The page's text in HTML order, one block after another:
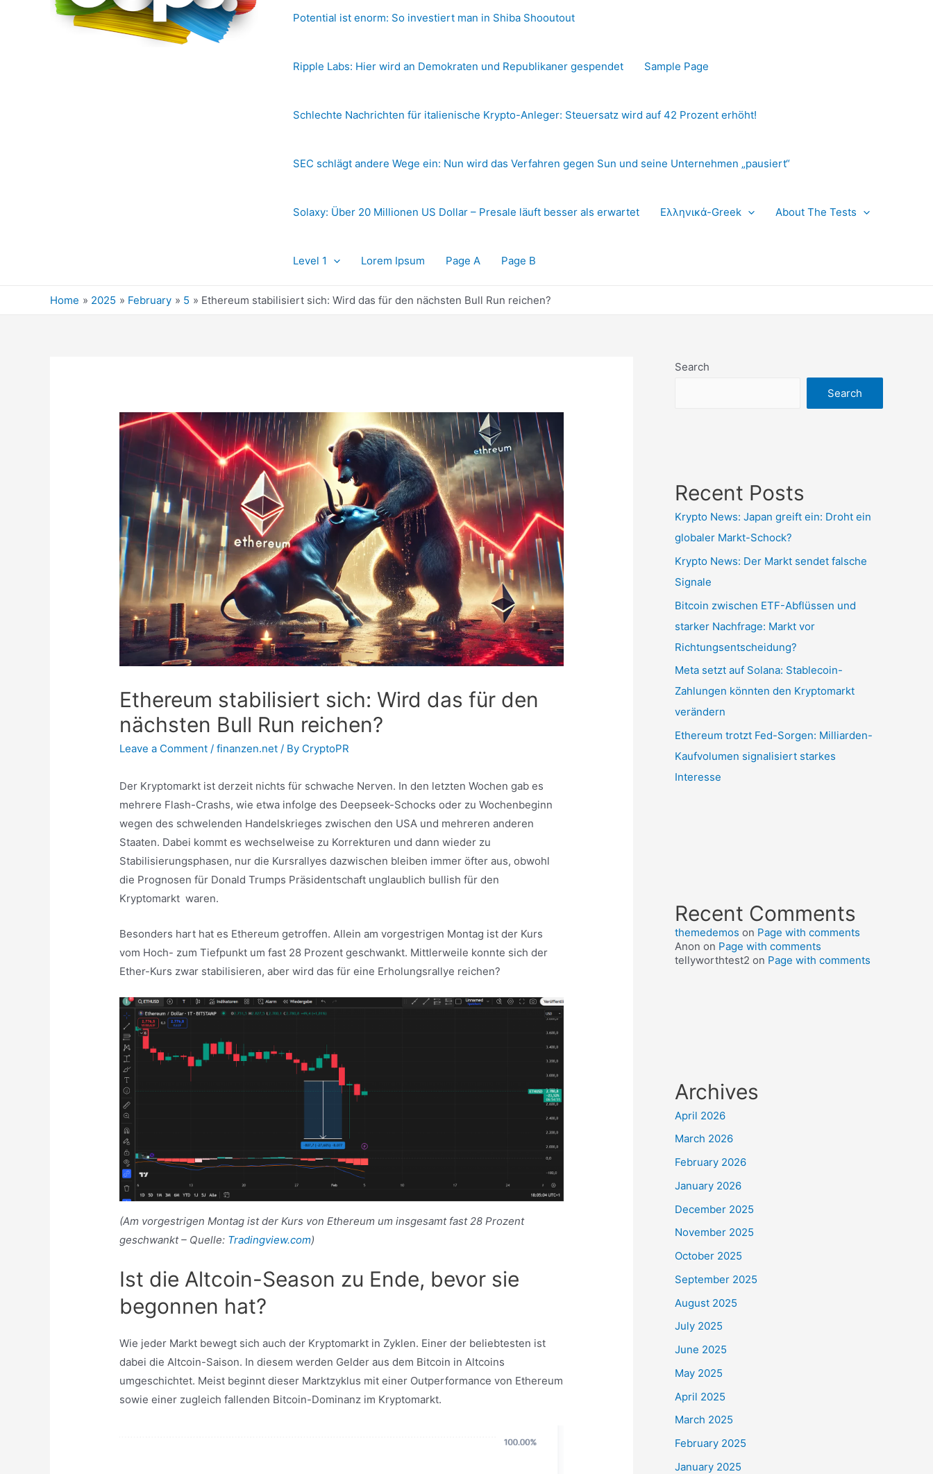
Potential ist enorm: So investiert man in Shiba Shooutout
Ripple Labs: Hier wird an Demokraten und Republikaner gespendet Sample Page
Schlechte Nachrichten für italienische Krypto-Anleger: Steuersatz wird auf 42 Prozent erhöht!
SEC schlägt andere Wege ein: Nun wird das Verfahren gegen Sun und seine Unternehmen „pausiert“
Solaxy: Über 20 Millionen US Dollar – Presale läuft besser als erwartet Ελληνικά-Greek About The Tests
Level 1 Lorem Ipsum Page A Page B
Home 2025 February 5 Ethereum stabilisiert sich: Wird das für den nächsten Bull Run reichen?
Ethereum stabilisiert sich: Wird das für den
nächsten Bull Run reichen?
Leave a Comment /finanzen.net / By CryptoPR
Der Kryptomarkt ist derzeit nichts für schwache Nerven. In den letzten Wochen gab es
mehrere Flash-Crashs, wie etwa infolge des Deepseek-Schocks oder zu Wochenbeginn
wegen des schwelenden Handelskrieges zwischen den USA und mehreren anderen
Staaten. Dabei kommt es wechselweise zu Korrekturen und dann wieder zu
Stabilisierungsphasen, nur die Kursrallyes dazwischen bleiben immer öfter aus, obwohl
die Prognosen für Donald Trumps Präsidentschaft unglaublich bullish für den
Kryptomarkt waren.
Besonders hart hat es Ethereum getroffen. Allein am vorgestrigen Montag ist der Kurs
vom Hoch- zum Tiefpunkt um fast 28 Prozent geschwankt. Mittlerweile konnte sich der
Ether-Kurs zwar stabilisieren, aber wird das für eine Erholungsrallye reichen?
(Am vorgestrigen Montag ist der Kurs von Ethereum um insgesamt fast 28 Prozent
geschwankt – Quelle: Tradingview.com)
Ist die Altcoin-Season zu Ende, bevor sie
begonnen hat?
Wie jeder Markt bewegt sich auch der Kryptomarkt in Zyklen. Einer der beliebtesten ist
dabei die Altcoin-Saison. In diesem werden Gelder aus dem Bitcoin in Altcoins
umgeschichtet. Meist beginnt dieser Marktzyklus mit einer Outperformance von Ethereum
sowie einer zugleich fallenden Bitcoin-Dominanz im Kryptomarkt.
Search
Search
Recent Posts
Krypto News: Japan greift ein: Droht ein
globaler Markt-Schock?
Krypto News: Der Markt sendet falsche
Signale
Bitcoin zwischen ETF-Abflüssen und
starker Nachfrage: Markt vor
Richtungsentscheidung?
Meta setzt auf Solana: Stablecoin-
Zahlungen könnten den Kryptomarkt
verändern
Ethereum trotzt Fed-Sorgen: Milliarden-
Kaufvolumen signalisiert starkes
Interesse
Recent Comments
themedemos on Page with comments
Anon on Page with comments
tellyworthtest2 on Page with comments
Archives
April 2026
March 2026
February 2026
January 2026
December 2025
November 2025
October 2025
September 2025
August 2025
July 2025
June 2025
May 2025
April 2025
March 2025
February 2025
January 2025